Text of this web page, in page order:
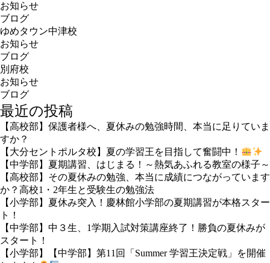
お知らせ
ブログ
ゆめタウン中津校
お知らせ
ブログ
別府校
お知らせ
ブログ
最近の投稿
【高校部】保護者様へ、夏休みの勉強時間、本当に足りていま
すか？
【大分セントポルタ校】夏の学習王を目指して奮闘中！
【中学部】夏期講習、はじまる！～熱気あふれる教室の様子～
【高校部】その夏休みの勉強、本当に成績につながっています
か？高校1・2年生と受験生の勉強法
【小学部】夏休み突入！慶林館小学部の夏期講習が本格スター
ト！
【中学部】中３生、1学期入試対策講座終了！勝負の夏休みが
スタート！
【小学部】【中学部】第11回「Summer 学習王決定戦」を開催